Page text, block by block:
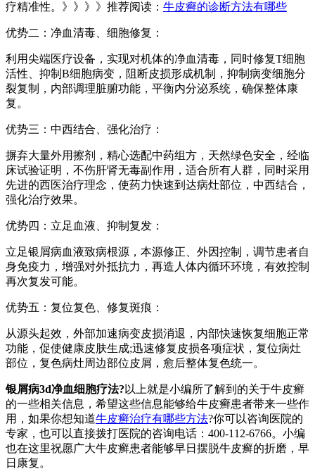
疗精准性。》》》》推荐阅读： 牛皮癣的诊断方法有哪些
优势二：净血清毒、细胞修复：
利用尖端医疗设备，实现对机体的净血清毒，同时修复T细胞
活性、抑制B细胞病变，阻断皮损形成机制，抑制病变细胞分
裂复制，内部调理脏腑功能，平衡内分泌系统，确保整体康
复。
优势三：中西结合、强化治疗：
摒弃大量外用擦剂，精心选配中药组方，天然绿色安全，经临
床试验证明，不伤肝肾无毒副作用，适合所有人群，同时采用
先进的西医治疗理念，使药力快速到达病灶部位，中西结合，
强化治疗效果。
优势四：立足血液、抑制复发：
立足银屑病血液致病根源，本源修正、外因控制，调节患者自
身免疫力，增强对外抵抗力，再造人体内循环环境，有效控制
再次复发可能。
优势五：复位复色、修复斑痕：
从源头起效，外部加速病变皮损消退，内部快速恢复细胞正常
功能，促使健康皮肤生成;迅速修复皮损各项症状，复位病灶
部位，复色病灶周边部位皮屑，愈后整体复色统一。
银屑病3d净血细胞疗法? 以上就是小编所了解到的关于牛皮癣
的一些相关信息，希望这些信息能够给牛皮癣患者带来一些作
用，如果你想知道牛皮癣治疗有哪些方法?你可以咨询医院的
专家，也可以直接拨打医院的咨询电话：400-112-6766。小编
也在这里祝愿广大牛皮癣患者能够早日摆脱牛皮癣的折磨，早
日康复。